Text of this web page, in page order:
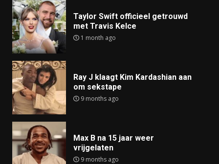
Taylor Swift officieel getrouwd
met Travis Kelce
1 month ago
Ray J klaagt Kim Kardashian aan
om sekstape
9 months ago
Max B na 15 jaar weer
vrijgelaten
9 months ago